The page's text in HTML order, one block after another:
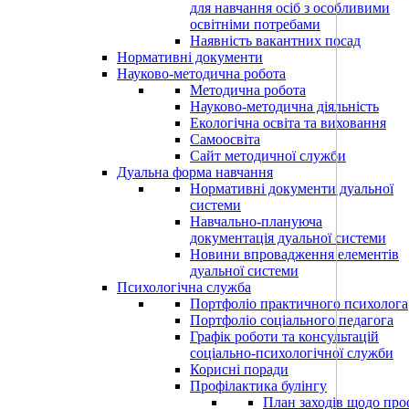
для навчання осіб з особливими
освітніми потребами
Наявність вакантних посад
Нормативні документи
Науково-методична робота
Методична робота
Науково-методична діяльність
Екологічна освіта та виховання
Самоосвіта
Сайт методичної служби
Дуальна форма навчання
Нормативні документи дуальної
системи
Навчально-плануюча
документація дуальної системи
Новини впровадження елементів
дуальної системи
Психологічна служба
Портфоліо практичного психолога
Портфоліо соціального педагога
Графік роботи та консультацій
соціально-психологічної служби
Корисні поради
Профілактика булінгу
План заходів щодо